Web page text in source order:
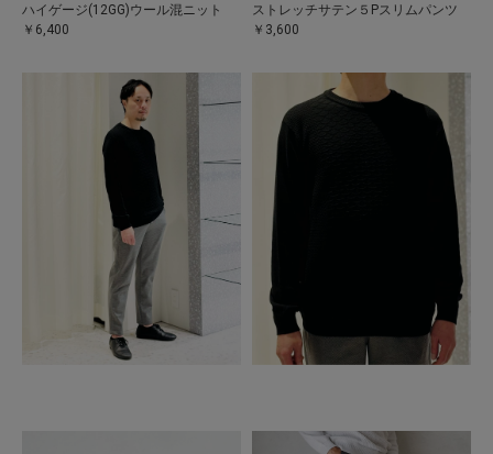
ハイゲージ(12GG)ウール混ニット
￥6,400
ストレッチサテン５Pスリムパンツ
￥3,600